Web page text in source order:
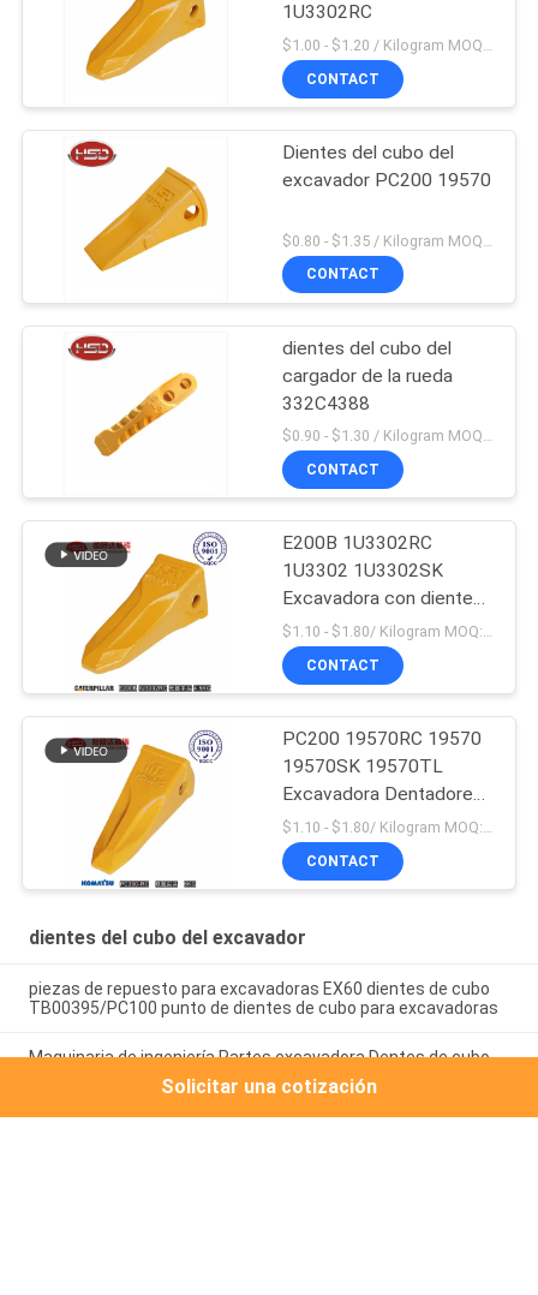
1U3302RC
CONTACT
Dientes del cubo del
excavador PC200 19570
CONTACT
dientes del cubo del
cargador de la rueda
332C4388
$0.90 - $1.30 / Kilogram MOQ:1000 kilogramos/kilogramos
CONTACT
E200B 1U3302RC
1U3302 1U3302SK
Excavadora con dientes
de cubo Producción en
masa
$1.10 - $1.80/ Kilogram MOQ:100 Kilogram/Kilograms
CONTACT
PC200 19570RC 19570
19570SK 19570TL
Excavadora Dentadores
de cubo duraderos para
Komatsu
CONTACT
dientes del cubo del excavador
piezas de repuesto para excavadoras EX60 dientes de cubo
TB00395/PC100 punto de dientes de cubo para excavadoras
Maquinaria de ingeniería Partes excavadora Dentes de cubo
de agujero superior 4153603 para uso en movimientos de
Solicitar una cotización